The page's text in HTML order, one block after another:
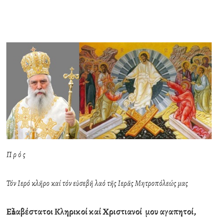
Π ρ ό ς
Τόν ῾Ιερό κλῆρο καί τόν εὐσεβῆ λαό τῆς ῾Ιερᾶς Μητροπόλεώς μας
Εὐλαβέστατοι Κληρικοί καί Χριστιανοί μου αγαπητοί,